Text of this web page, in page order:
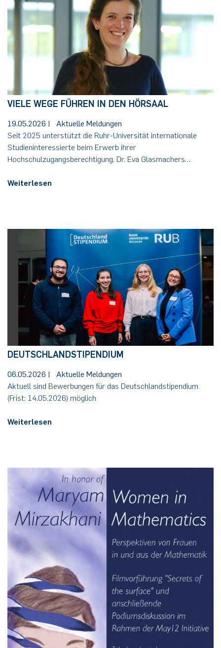
VIELE WEGE FÜHREN IN DEN HÖRSAAL
19.05.2026 |
Aktuelle Meldungen
Seit 2025 unterstützt die Ruhr-Universität internationale
Studieninteressierte beim Erwerb ihrer
Hochschulzugangsberechtigung. Dr. Eva Glasmachers…
Weiterlesen
DEUTSCHLANDSTIPENDIUM
06.05.2026 |
Aktuelle Meldungen
Aktuell sind Bewerbungen für das Deutschlandstipendium
(Frist: 14.05.2026) möglich
Weiterlesen